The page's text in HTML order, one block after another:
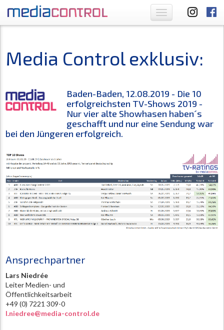
Toggle
navigation
Media Control exklusiv:
Baden-Baden, 12.08.2019 - Die 10
erfolgreichsten TV-Shows 2019 -
Nur vier alte Showhasen haben´s
geschafft und nur eine Sendung war
bei den Jüngeren erfolgreich.
Ansprechpartner
Lars Niedrée
Leiter Medien- und
Öffentlichkeitsarbeit
+49 (0) 7221 309-0
l.niedree@media-control.de